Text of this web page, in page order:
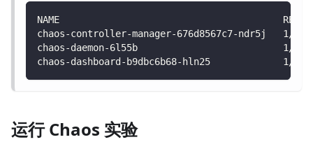
NAME                                        READY
chaos-controller-manager-676d8567c7-ndr5j
chaos-daemon-6l55b                          1/1
chaos-dashboard-b9dbc6b68-hln25             1/
运行 Chaos 实验